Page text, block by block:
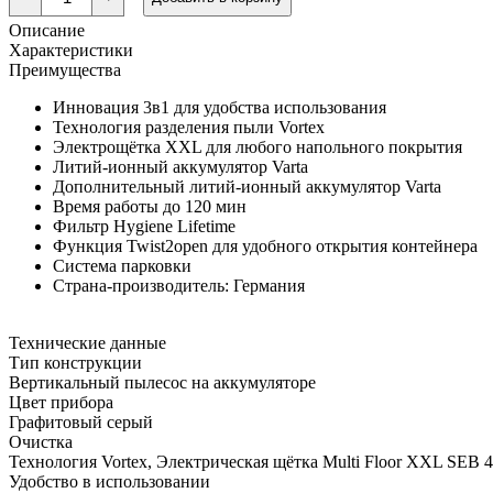
Пылесос
SMUL5
Triflex
HX1
кашемировый
серый
Описание
Характеристики
Преимущества
Инновация 3в1 для удобства использования
Технология разделения пыли Vortex
Электрощётка XXL для любого напольного покрытия
Литий-ионный аккумулятор Varta
Дополнительный литий-ионный аккумулятор Varta
Время работы до 120 мин
Фильтр Hygiene Lifetime
Функция Twist2open для удобного открытия контейнера
Система парковки
Страна-производитель: Германия
Технические данные
Тип конструкции
Вертикальный пылесос на аккумуляторе
Цвет прибора
Графитовый серый
Очистка
Технология Vortex, Электрическая щётка Multi Floor XXL SEB
Удобство в использовании